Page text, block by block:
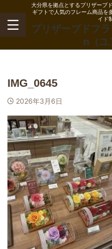
大分県を拠点とするプリザーブ
ギフトで人気のフレーム商品を
イド
プリザーブドフ
n（ユ
IMG_0645
2026年3月6日